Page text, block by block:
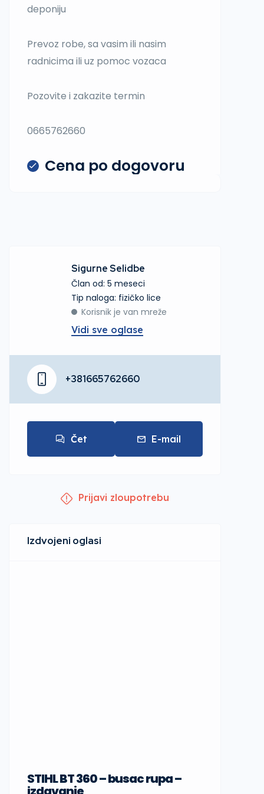
deponiju
Prevoz robe, sa vasim ili nasim
radnicima ili uz pomoc vozaca
Pozovite i zakazite termin
0665762660
Cena po dogovoru
Sigurne Selidbe
Član od: 5 meseci
tip naloga: fizičko lice
Korisnik je van mreže
Vidi sve oglase
+381665762660
Čet E-mail
Prijavi zloupotrebu
STIHL BT 360 – busac rupa –